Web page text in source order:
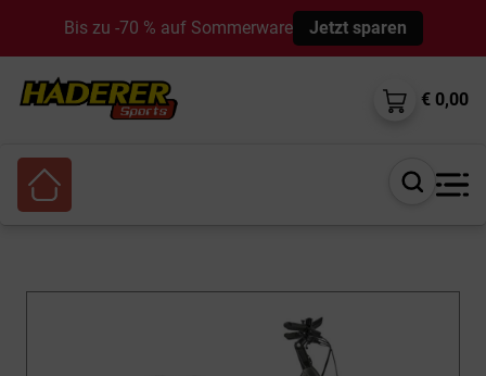
Bis zu -70 % auf Sommerware Jetzt sparen
€ 0,00
Suche